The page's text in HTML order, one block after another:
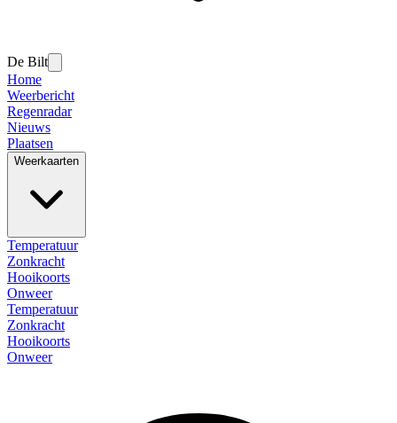
De Bilt
Home
Weerbericht
Regenradar
Nieuws
Plaatsen
Weerkaarten
Temperatuur
Zonkracht
Hooikoorts
Onweer
Temperatuur
Zonkracht
Hooikoorts
Onweer